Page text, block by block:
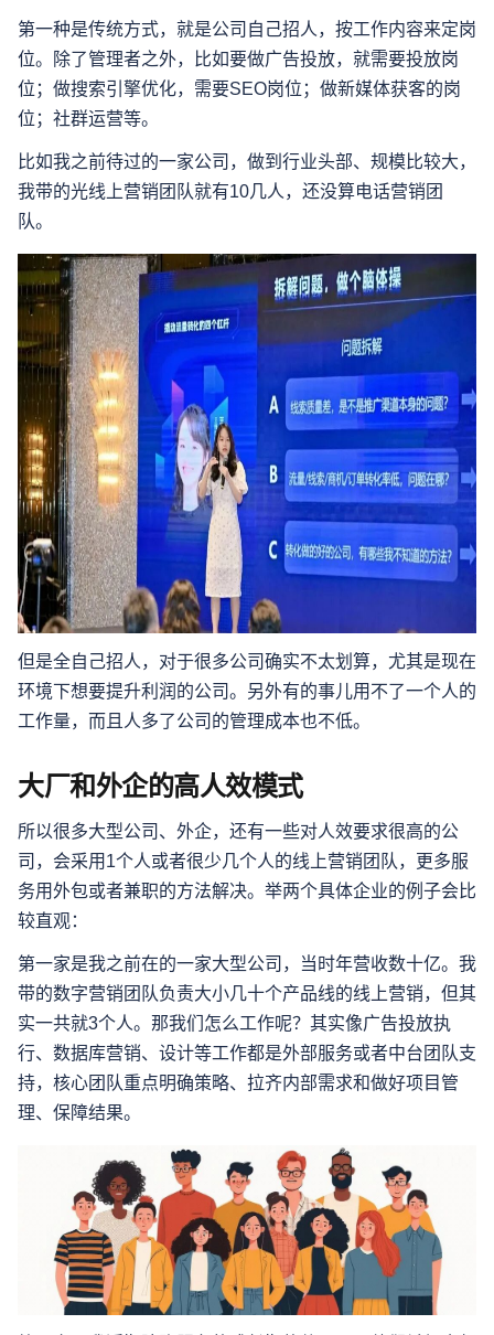
第一种是传统方式，就是公司自己招人，按工作内容来定岗
位。除了管理者之外，比如要做广告投放，就需要投放岗
位；做搜索引擎优化，需要SEO岗位；做新媒体获客的岗
位；社群运营等。
比如我之前待过的一家公司，做到行业头部、规模比较大，
我带的光线上营销团队就有10几人，还没算电话营销团
队。
但是全自己招人，对于很多公司确实不太划算，尤其是现在
环境下想要提升利润的公司。另外有的事儿用不了一个人的
工作量，而且人多了公司的管理成本也不低。
大厂和外企的高人效模式
所以很多大型公司、外企，还有一些对人效要求很高的公
司，会采用1个人或者很少几个人的线上营销团队，更多服
务用外包或者兼职的方法解决。举两个具体企业的例子会比
较直观：
第一家是我之前在的一家大型公司，当时年营收数十亿。我
带的数字营销团队负责大小几十个产品线的线上营销，但其
实一共就3个人。那我们怎么工作呢？其实像广告投放执
行、数据库营销、设计等工作都是外部服务或者中台团队支
持，核心团队重点明确策略、拉齐内部需求和做好项目管
理、保障结果。